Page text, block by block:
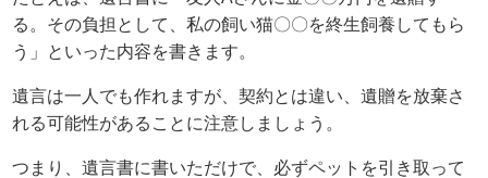
る。その負担として、私の飼い猫〇〇を終生飼養してもら
う」といった内容を書きます。
遺言は一人でも作れますが、契約とは違い、遺贈を放棄さ
れる可能性があることに注意しましょう。
つまり、遺言書に書いただけで、必ずペットを引き取って